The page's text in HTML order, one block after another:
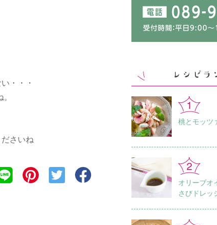
・・・
さいね
桃とモッツ
オリーブオ
さびドレッ